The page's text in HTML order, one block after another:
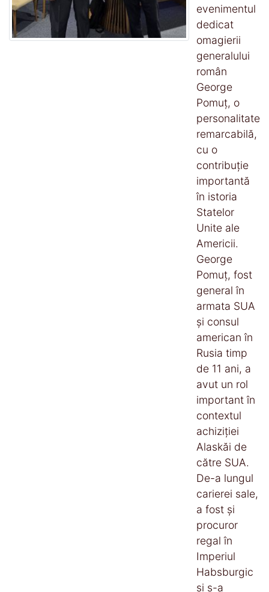
evenimentul
dedicat
omagierii
generalului
român
George
Pomuț, o
personalitate
remarcabilă,
cu o
contribuție
importantă
în istoria
Statelor
Unite ale
Americii.
George
Pomuț, fost
general în
armata SUA
și consul
american în
Rusia timp
de 11 ani, a
avut un rol
important în
contextul
achiziției
Alaskăi de
către SUA.
De-a lungul
carierei sale,
a fost și
procuror
regal în
Imperiul
Habsburgic
și s-a